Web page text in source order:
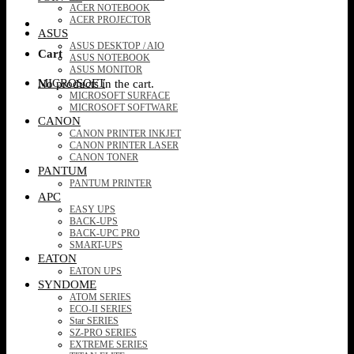
Cart
No products in the cart.
ACER NOTEBOOK
ACER PROJECTOR
ASUS
ASUS DESKTOP / AIO
ASUS NOTEBOOK
ASUS MONITOR
MICROSOFT
MICROSOFT SURFACE
MICROSOFT SOFTWARE
CANON
CANON PRINTER INKJET
CANON PRINTER LASER
CANON TONER
PANTUM
PANTUM PRINTER
APC
EASY UPS
BACK-UPS
BACK-UPC PRO
SMART-UPS
EATON
EATON UPS
SYNDOME
ATOM SERIES
ECO-II SERIES
Star SERIES
SZ-PRO SERIES
EXTREME SERIES